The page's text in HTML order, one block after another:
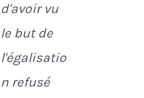
d'avoir vu
le but de
l'égalisatio
n refusé